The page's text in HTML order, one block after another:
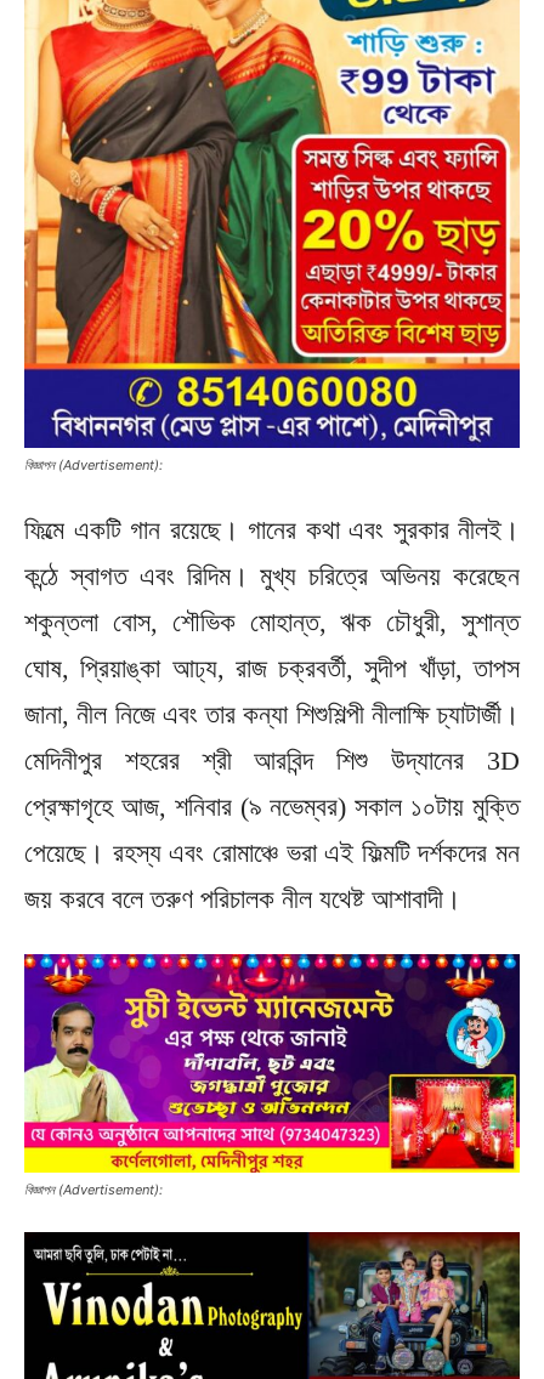
বিজ্ঞাপন (Advertisement):
ফিল্মে একটি গান রয়েছে। গানের কথা এবং সুরকার নীলই।
কন্ঠে স্বাগত এবং রিদিম। মুখ্য চরিত্রে অভিনয় করেছেন
শকুন্তলা বোস, শৌভিক মোহান্ত, ঋক চৌধুরী, সুশান্ত
ঘোষ, প্রিয়াঙ্কা আঢ্য, রাজ চক্রবর্তী, সুদীপ খাঁড়া, তাপস
জানা, নীল নিজে এবং তার কন্যা শিশুশিল্পী নীলাক্ষি চ্যাটার্জী।
মেদিনীপুর শহরের শ্রী আরবিন্দ শিশু উদ্যানের 3D
প্রেক্ষাগৃহে আজ, শনিবার (৯ নভেম্বর) সকাল ১০টায় মুক্তি
পেয়েছে। রহস্য এবং রোমাঞ্চে ভরা এই ফিল্মটি দর্শকদের মন
জয় করবে বলে তরুণ পরিচালক নীল যথেষ্ট আশাবাদী।
বিজ্ঞাপন (Advertisement):